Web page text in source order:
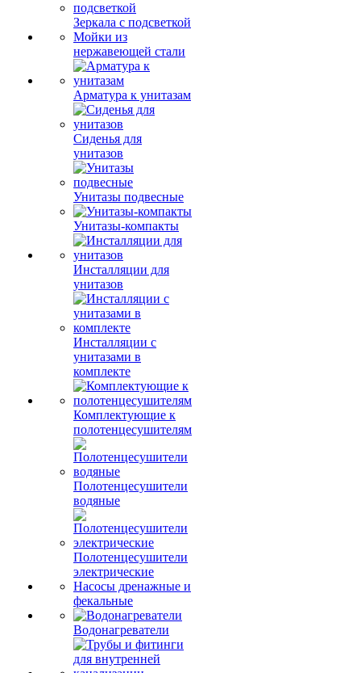
Зеркала с подсветкой
Мойки из
нержавеющей стали
Арматура к унитазам
Сиденья для
унитазов
Унитазы подвесные
Унитазы-компакты
Инсталляции для
унитазов
Инсталляции с
унитазами в
комплекте
Комплектующие к
полотенцесушителям
Полотенцесушители
водяные
Полотенцесушители
электрические
Насосы дренажные и
фекальные
Водонагреватели